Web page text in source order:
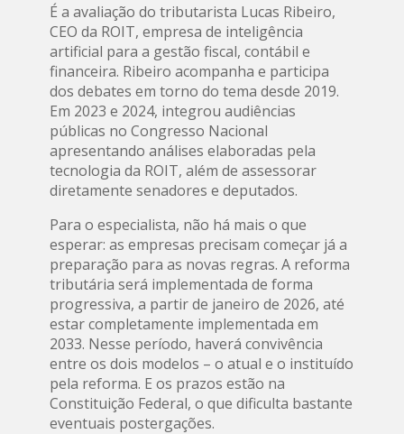
É a avaliação do tributarista Lucas Ribeiro,
CEO da ROIT, empresa de inteligência
artificial para a gestão fiscal, contábil e
financeira. Ribeiro acompanha e participa
dos debates em torno do tema desde 2019.
Em 2023 e 2024, integrou audiências
públicas no Congresso Nacional
apresentando análises elaboradas pela
tecnologia da ROIT, além de assessorar
diretamente senadores e deputados.
Para o especialista, não há mais o que
esperar: as empresas precisam começar já a
preparação para as novas regras. A reforma
tributária será implementada de forma
progressiva, a partir de janeiro de 2026, até
estar completamente implementada em
2033. Nesse período, haverá convivência
entre os dois modelos – o atual e o instituído
pela reforma. E os prazos estão na
Constituição Federal, o que dificulta bastante
eventuais postergações.